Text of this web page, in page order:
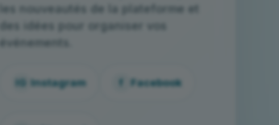
les nouveautés de la plateforme et
des idées pour organiser vos
événements.
IG Instagram f Facebook